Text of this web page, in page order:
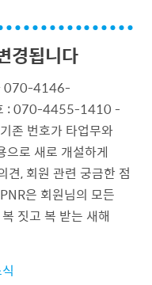
경됩니다
070-4146-
: 070-4455-1410 -
존 번호가 타업무와
으로 새로 개설하게
견, 회원 관련 궁금한 점
은 회원님의 모든
짓고 복 받는 새해